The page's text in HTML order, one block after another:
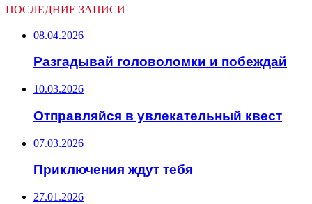
ПОСЛЕДНИЕ ЗАПИСИ
08.04.2026
Разгадывай головоломки и побеждай
10.03.2026
Отправляйся в увлекательный квест
07.03.2026
Приключения ждут тебя
27.01.2026